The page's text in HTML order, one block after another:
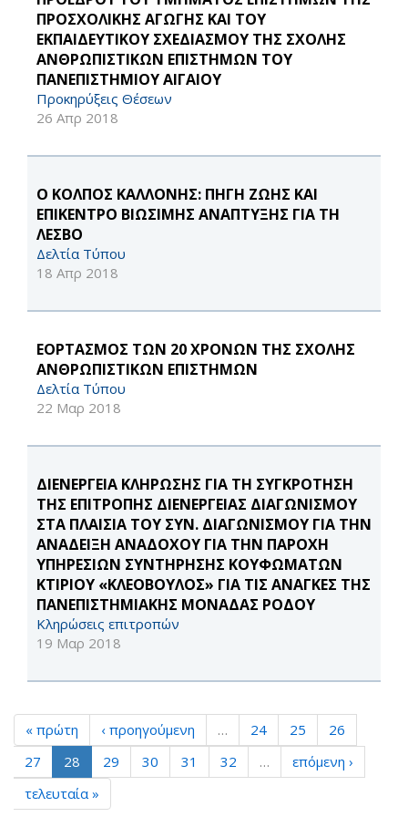
ΠΡΟΣΧΟΛΙΚΗΣ ΑΓΩΓΗΣ ΚΑΙ ΤΟΥ
ΕΚΠΑΙΔΕΥΤΙΚΟΥ ΣΧΕΔΙΑΣΜΟΥ ΤΗΣ ΣΧΟΛΗΣ
ΑΝΘΡΩΠΙΣΤΙΚΩΝ ΕΠΙΣΤΗΜΩΝ ΤΟΥ
ΠΑΝΕΠΙΣΤΗΜΙΟΥ ΑΙΓΑΙΟΥ
Προκηρύξεις Θέσεων
26 Απρ 2018
Ο ΚΟΛΠΟΣ ΚΑΛΛΟΝΗΣ: ΠΗΓΗ ΖΩΗΣ ΚΑΙ
ΕΠΙΚΕΝΤΡΟ ΒΙΩΣΙΜΗΣ ΑΝΑΠΤΥΞΗΣ ΓΙΑ ΤΗ
ΛΕΣΒΟ
Δελτία Τύπου
18 Απρ 2018
ΕΟΡΤΑΣΜΟΣ ΤΩΝ 20 ΧΡΟΝΩΝ ΤΗΣ ΣΧΟΛΗΣ
ΑΝΘΡΩΠΙΣΤΙΚΩΝ ΕΠΙΣΤΗΜΩΝ
Δελτία Τύπου
22 Μαρ 2018
ΔΙΕΝΕΡΓΕΙΑ ΚΛΗΡΩΣΗΣ ΓΙΑ ΤΗ ΣΥΓΚΡΟΤΗΣΗ
ΤΗΣ ΕΠΙΤΡΟΠΗΣ ΔΙΕΝΕΡΓΕΙΑΣ ΔΙΑΓΩΝΙΣΜΟΥ
ΣΤΑ ΠΛΑΙΣΙΑ ΤΟΥ ΣΥΝ. ΔΙΑΓΩΝΙΣΜΟΥ ΓΙΑ ΤΗΝ
ΑΝΑΔΕΙΞΗ ΑΝΑΔΟΧΟΥ ΓΙΑ ΤΗΝ ΠΑΡΟΧΗ
ΥΠΗΡΕΣΙΩΝ ΣΥΝΤΗΡΗΣΗΣ ΚΟΥΦΩΜΑΤΩΝ
ΚΤΙΡΙΟΥ «ΚΛΕΟΒΟΥΛΟΣ» ΓΙΑ ΤΙΣ ΑΝΑΓΚΕΣ ΤΗΣ
ΠΑΝΕΠΙΣΤΗΜΙΑΚΗΣ ΜΟΝΑΔΑΣ ΡΟΔΟΥ
Κληρώσεις επιτροπών
19 Μαρ 2018
« πρώτη ‹ προηγούμενη … 24 25
26
27
28 29 30 31 32 …
επόμενη ›
τελευταία »